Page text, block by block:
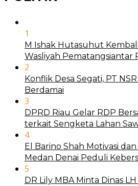
1
M Ishak Hutasuhut
Wasliyah Pematangsiantar
2
Konflik Desa Segati, PT
Berdamai
3
DPRD Riau Gelar RDP
terkait Sengketa Lahan
4
El Barino Shah Motivasi
Medan Denai Peduli
5
DR Lily MBA Minta Dinas